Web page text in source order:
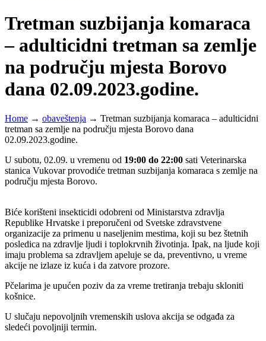
Tretman suzbijanja komaraca
– adulticidni tretman sa zemlje
na području mjesta Borovo
dana 02.09.2023.godine.
Home → obaveštenja → Tretman suzbijanja komaraca – adulticidni
tretman sa zemlje na području mjesta Borovo dana
02.09.2023.godine.
U subotu, 02.09. u vremenu od 19:00 do 22:00 sati Veterinarska
stanica Vukovar provodiće tretman suzbijanja komaraca s zemlje na
području mjesta Borovo.
Biće korišteni insekticidi odobreni od Ministarstva zdravlja
Republike Hrvatske i preporučeni od Svetske zdravstvene
organizacije za primenu u naseljenim mestima, koji su bez štetnih
posledica na zdravlje ljudi i toplokrvnih životinja. Ipak, na ljude koji
imaju problema sa zdravljem apeluje se da, preventivno, u vreme
akcije ne izlaze iz kuća i da zatvore prozore.
Pčelarima je upućen poziv da za vreme tretiranja trebaju skloniti
košnice.
U slučaju nepovoljnih vremenskih uslova akcija se odgađa za
sledeći povoljniji termin.